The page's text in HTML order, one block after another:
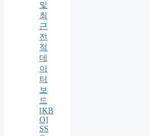
및
최
근
전
적
데
이
터
보
드
[KB
O]
SS